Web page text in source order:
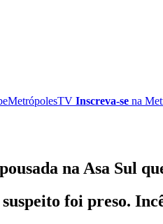
MetrópolesTV Inscreva-se na
na Asa Sul
foi preso.